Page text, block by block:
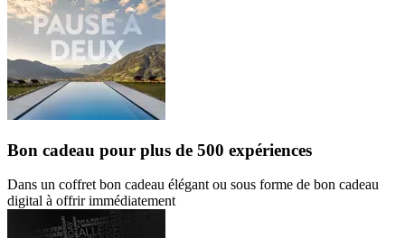
Bon cadeau pour plus de 500 expériences
Dans un coffret bon cadeau élégant ou sous forme de bon cadeau
digital à offrir immédiatement